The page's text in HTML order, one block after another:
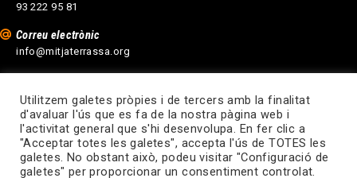
93 222 95 81
Correu electrònic
info@mitjaterrassa.org
Disseny web Terrassa
Utilitzem galetes pròpies i de tercers amb la finalitat
d'avaluar l'ús que es fa de la nostra pàgina web i
l'activitat general que s'hi desenvolupa. En fer clic a
"Acceptar totes les galetes", accepta l'ús de TOTES les
galetes. No obstant això, podeu visitar "Configuració de
galetes" per proporcionar un consentiment controlat.